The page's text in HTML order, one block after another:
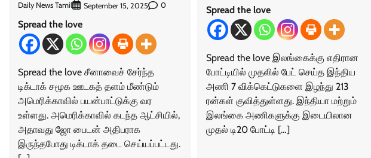
Daily News Tamil September 15, 2025 0
Spread the love
Spread the love சீனாவைச் சேர்ந்த
டிக்டாக் சமூக ஊடகத் தளம் மீண்டும்
அமெரிக்காவில் பயன்பாட்டுக்கு வர
உள்ளது. அமெரிக்காவில் கடந்த ஆட்சியில்,
அதாவது ஜோ பைடன் அதிபராக
இருந்தபோது டிக்டாக் தடை செய்யப்பட்டது.
Spread the love
Spread the love இலங்கைக்கு எதிரான
போட்டியில் முதலில் பேட் செய்த இந்திய
அணி 7 விக்கெட்டுகளை இழந்து 213
ரன்கள் குவித்துள்ளது. இந்தியா மற்றும்
இலங்கை அணிகளுக்கு இடையிலான
முதல் டி20 போட்டி […]